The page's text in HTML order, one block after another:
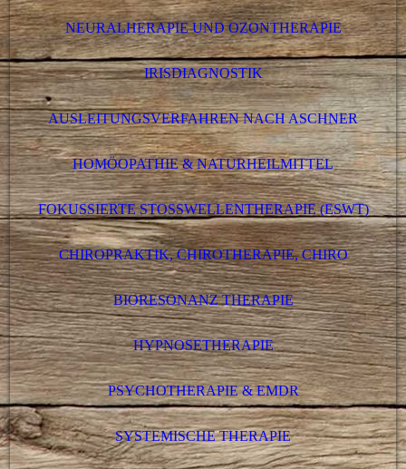
NEURALHERAPIE UND OZONTHERAPIE
IRISDIAGNOSTIK
AUSLEITUNGSVERFAHREN NACH ASCHNER
HOMÖOPATHIE & NATURHEILMITTEL
FOKUSSIERTE STOSSWELLENTHERAPIE (ESWT)
CHIROPRAKTIK, CHIROTHERAPIE, CHIRO
BIORESONANZ THERAPIE
HYPNOSETHERAPIE
PSYCHOTHERAPIE & EMDR
SYSTEMISCHE THERAPIE